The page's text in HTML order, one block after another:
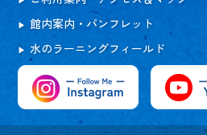
館内案内・パンフレット
水のラーニングフィールド